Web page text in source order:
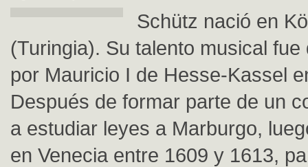
Schütz nació en
(Turingia). Su talento musical fue
por Mauricio I de Hesse-Kassel
Después de formar parte de un
a estudiar leyes a Marburgo,
en Venecia entre 1609 y 1613,